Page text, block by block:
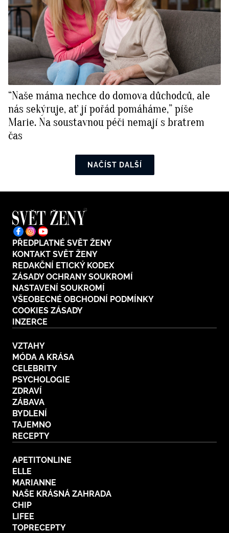
“Naše máma nechce do domova důchodců, ale
nás sekýruje, ať jí pořád pomáháme,” píše
Marie. Na soustavnou péči nemají s bratrem
čas
NAČÍST DALŠÍ
PŘEDPLATNÉ SVĚT ŽENY
KONTAKT SVĚT ŽENY
REDAKČNÍ ETICKÝ KODEX
ZÁSADY OCHRANY SOUKROMÍ
NASTAVENÍ SOUKROMÍ
VŠEOBECNÉ OBCHODNÍ PODMÍNKY
COOKIES ZÁSADY
INZERCE
VZTAHY
MÓDA A KRÁSA
CELEBRITY
PSYCHOLOGIE
ZDRAVÍ
ZÁBAVA
BYDLENÍ
TAJEMNO
RECEPTY
APETITONLINE
ELLE
MARIANNE
NAŠE KRÁSNÁ ZAHRADA
CHIP
LIFEE
TOPRECEPTY